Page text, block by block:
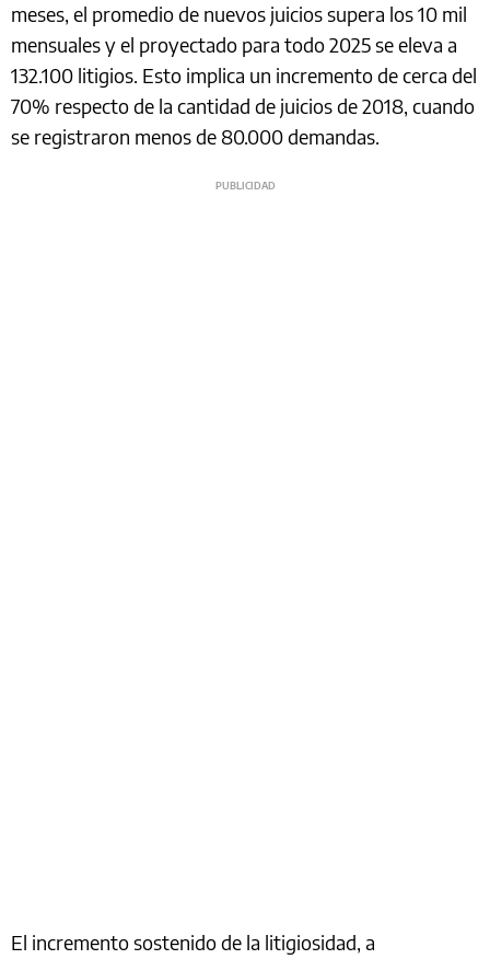
meses, el promedio de nuevos juicios supera los 10 mil
mensuales y el proyectado para todo 2025 se eleva a
132.100 litigios. Esto implica un incremento de cerca del
70% respecto de la cantidad de juicios de 2018, cuando
se registraron menos de 80.000 demandas.
El incremento sostenido de la litigiosidad, a